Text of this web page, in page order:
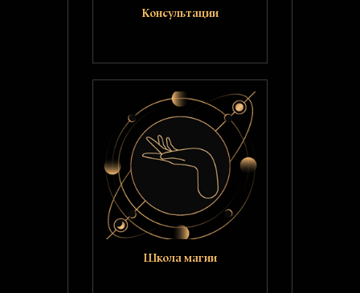
Консультации
Школа магии